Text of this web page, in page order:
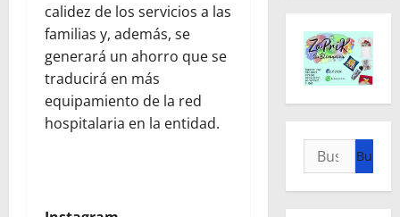
calidez de los servicios a las
familias y, además, se
generará un ahorro que se
traducirá en más
equipamiento de la red
hospitalaria en la entidad.
Buscar: